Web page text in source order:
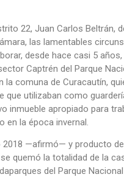
22, Juan Carlos Beltrán,
las lamentables
desde hace casi 5
Captrén del Parque
la comuna de Curacautín,
que utilizaban como
inmueble apropiado para
en la época invernal.
2018 —afirmó— y producto
quemó la totalidad de la
del Parque